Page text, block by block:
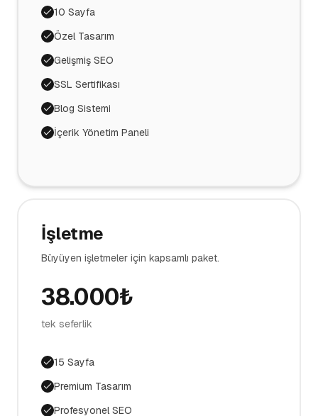
10 Sayfa
Özel Tasarım
Gelişmiş SEO
SSL Sertifikası
Blog Sistemi
İçerik Yönetim Paneli
İşletme
Büyüyen işletmeler için kapsamlı paket.
38.000₺
tek seferlik
15 Sayfa
Premium Tasarım
Profesyonel SEO